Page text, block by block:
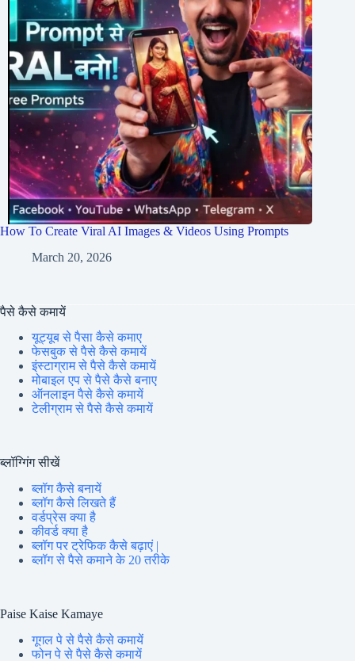
How To Create Viral AI Images & Videos Using Prompts
March 20, 2026
पैसे कैसे कमायें
यूट्यूब से पैसा कैसे कमाए
फेसबुक से पैसे कैसे कमायें
इंस्टाग्राम से पैसे कैसे कमायें
मोबाइल एप से पैसे कैसे बनाए
ऑनलाइन पैसे कैसे कमायें
टेलीग्राम से पैसे कैसे कमायें
ब्लॉग्गिंग सीखें
ब्लॉग कैसे बनायें
ब्लॉग कैसे लिखते हैं
वर्डप्रेस क्या है
कीवर्ड क्या है
ब्लॉग पर ट्रेफिक कैसे बढ़ाएं |
ब्लॉग से पैसे कमाने के 20 तरीके
Paise Kaise Kamaye
गूगल पे से पैसे कैसे कमायें
फोन पे से पैसे कैसे कमायें